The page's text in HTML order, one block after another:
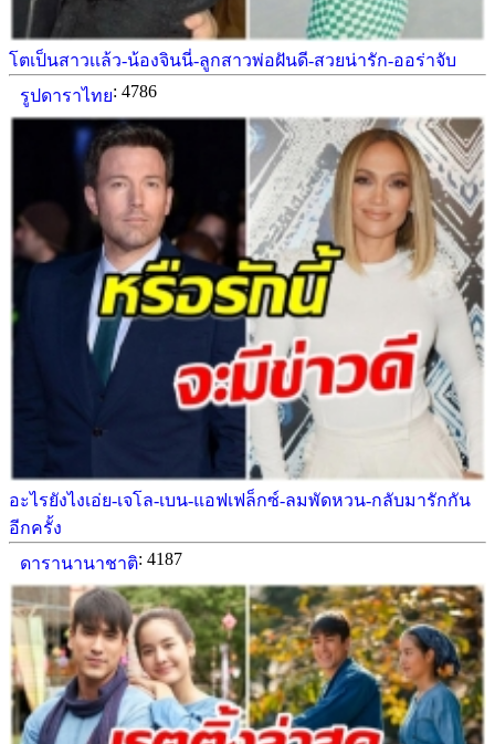
โตเป็นสาวเเล้ว-น้องจินนี่-ลูกสาวพ่อฝันดี-สวยน่ารัก-ออร่าจับ
รูปดาราไทย: 4786
อะไรยังไงเอ่ย-เจโล-เบน-แอฟเฟล็กซ์-ลมพัดหวน-กลับมารักกัน
อีกครั้ง
ดารานานาชาติ: 4187